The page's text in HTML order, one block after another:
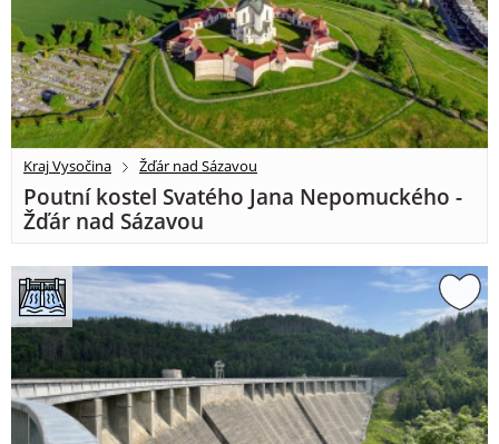
Kraj Vysočina Žďár nad Sázavou
Poutní kostel Svatého Jana Nepomuckého -
Žďár nad Sázavou